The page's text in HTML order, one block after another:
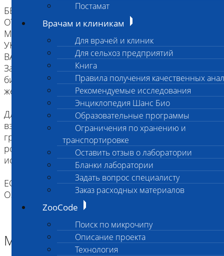
Постамат
Врачам и клиникам
Для врачей и клиник
Для сельхоз предприятий
Книга
Правила получения качественных
Рекомендуемые исследования
Энциклопедия Шанс Био
Образовательные программы
Ограничения по хранению и
транспортировке
Оставить отзыв о лаборатории
Бланки лаборатории
Задать вопрос специалисту
Заказ расходных материалов
ZooCode
Поиск по микрочипу
Описание проекта
Технология
БЕЗ ИДЕНТИФИКАЦИИ, МЫ НЕ НЕСЕМ
ОТВЕТСТВЕННОСТИ, ЧТО ПРИСЛАННЫЙ
МАТЕРИАЛ ПРИНАДЛЕЖИТ ЖИВОТНОМУ
УКАЗАННОМУ В НАПРАВЛЕНИИ.
ВАЖНО для взятия буккального эпителия:
За два часа до проведения процедуры взятия
биоматериала животное следует не кормить,
желательна изоляция от других животных.
Для щенков и котят как минимум за два часа до
взятия биоматериала надо исключить кормление
грудным молоком. Рекомендуется промыть
ротовую полость водой (для удобства можно
использовать шприц).
ЕСЛИ ВЫ ДОСТАВЛЯЕТЕ ТОЛЬКО МАТЕРИАЛ,
ОЗНАКОМТЕСЬ С ИНСТРУКЦИЕЙ
Материал